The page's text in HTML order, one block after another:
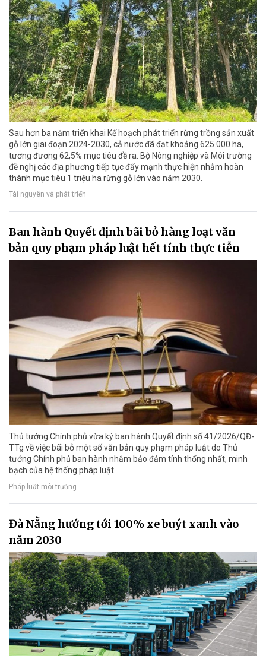
Sau hơn ba năm triển khai Kế hoạch phát triển rừng trồng sản xuất
gỗ lớn giai đoạn 2024-2030, cả nước đã đạt khoảng 625.000 ha,
tương đương 62,5% mục tiêu đề ra. Bộ Nông nghiệp và Môi trường
đề nghị các địa phương tiếp tục đẩy mạnh thực hiện nhằm hoàn
thành mục tiêu 1 triệu ha rừng gỗ lớn vào năm 2030.
Tài nguyên và phát triển
Ban hành Quyết định bãi bỏ hàng loạt văn
bản quy phạm pháp luật hết tính thực tiễn
Thủ tướng Chính phủ vừa ký ban hành Quyết định số 41/2026/QĐ-
TTg về việc bãi bỏ một số văn bản quy phạm pháp luật do Thủ
tướng Chính phủ ban hành nhằm bảo đảm tính thống nhất, minh
bạch của hệ thống pháp luật.
Pháp luật môi trường
Đà Nẵng hướng tới 100% xe buýt xanh vào
năm 2030